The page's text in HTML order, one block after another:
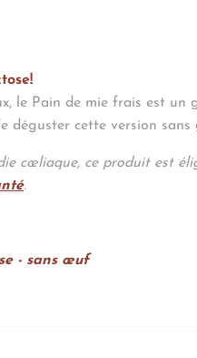
le Pain de mie frais est
déguster cette version sans
cœliaque, ce produit est
.
- sans œuf